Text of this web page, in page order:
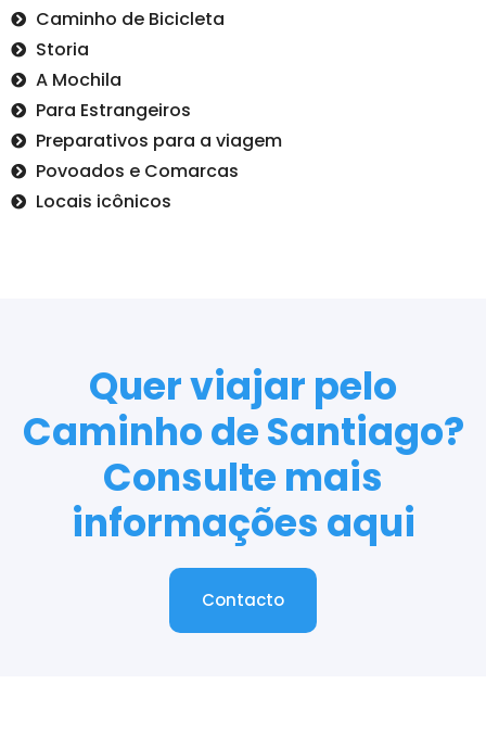
Caminho de Bicicleta
Storia
A Mochila
Para Estrangeiros
Preparativos para a viagem
Povoados e Comarcas
Locais icônicos
Quer viajar pelo
Caminho de Santiago?
Consulte mais
informações aqui
Contacto